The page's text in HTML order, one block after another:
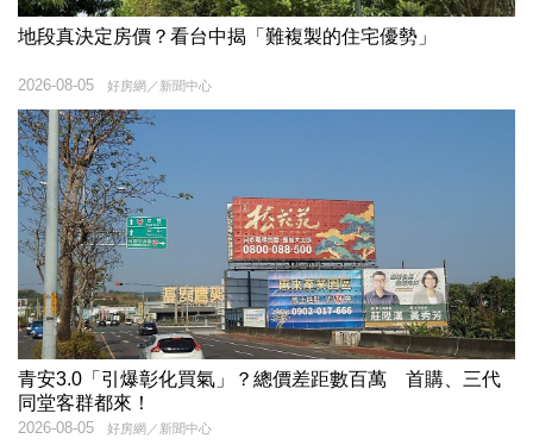
地段真決定房價？看台中揭「難複製的住宅優勢」
好房網／新聞中心
2026-08-05
青安3.0「引爆彰化買氣」？總價差距數百萬 首購、三代
同堂客群都來！
好房網／新聞中心
2026-08-05